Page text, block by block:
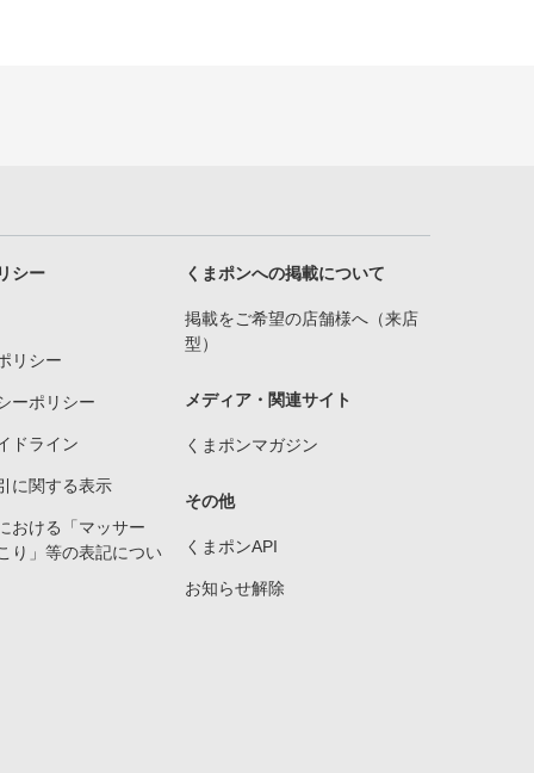
シー
リシー
ーポリシー
ドライン
に関する表示
おける「マッサー
り」等の表記につい
くまポンへの掲載について
掲載をご希望の店舗様へ（来店
型）
メディア・関連サイト
くまポンマガジン
その他
くまポンAPI
お知らせ解除